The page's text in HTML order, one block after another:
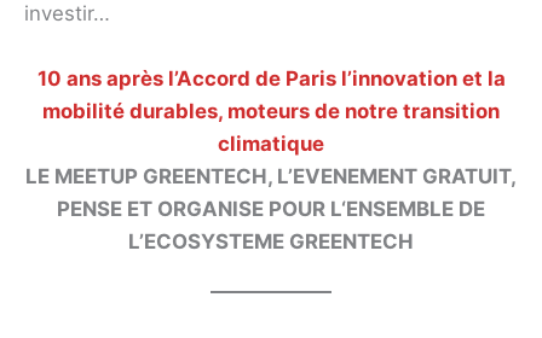
investir…
10 ans après l’Accord de Paris l’innovation et la
mobilité durables, moteurs de notre transition
climatique
LE MEETUP GREENTECH, L’EVENEMENT GRATUIT,
PENSE ET ORGANISE POUR L‘ENSEMBLE DE
L’ECOSYSTEME GREENTECH